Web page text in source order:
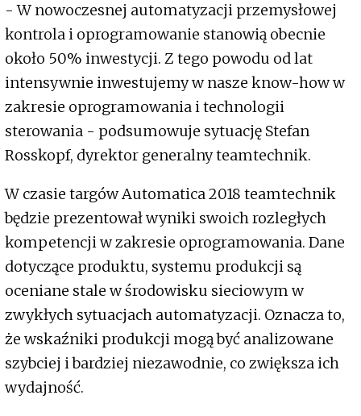
- W nowoczesnej automatyzacji przemysłowej
kontrola i oprogramowanie stanowią obecnie
około 50% inwestycji. Z tego powodu od lat
intensywnie inwestujemy w nasze know-how w
zakresie oprogramowania i technologii
sterowania - podsumowuje sytuację Stefan
Rosskopf, dyrektor generalny teamtechnik.
W czasie targów Automatica 2018 teamtechnik
będzie prezentował wyniki swoich rozległych
kompetencji w zakresie oprogramowania. Dane
dotyczące produktu, systemu produkcji są
oceniane stale w środowisku sieciowym w
zwykłych sytuacjach automatyzacji. Oznacza to,
że wskaźniki produkcji mogą być analizowane
szybciej i bardziej niezawodnie, co zwiększa ich
wydajność.